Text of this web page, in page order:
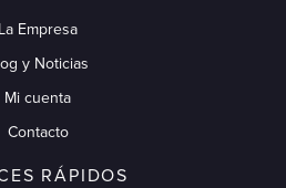
La Empresa
y Noticias
Mi cuenta
Contacto
RÁPIDOS